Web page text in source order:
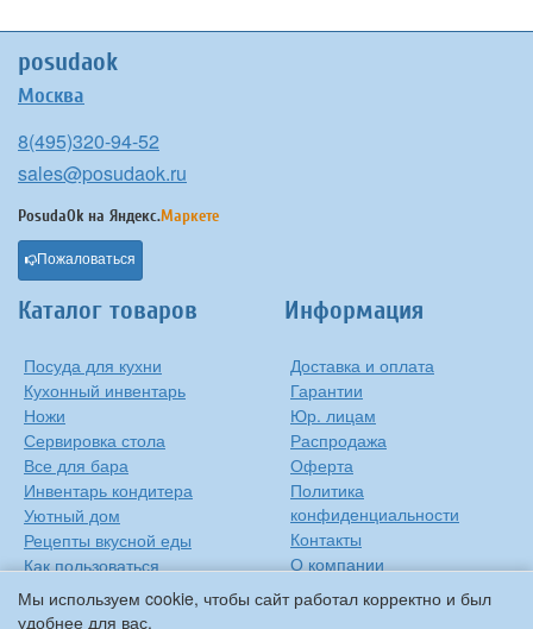
Мы используем cookie, чтобы сайт работал корректно и был
удобнее для вас.
posudaok
Москва
8(495)320-94-52
sales@posudaok.ru
PosudaOk на Яндекс.Маркете
Пожаловаться
Каталог товаров
Посуда для кухни
Кухонный инвентарь
Ножи
Сервировка стола
Все для бара
Инвентарь кондитера
Уютный дом
Рецепты вкусной еды
Как пользоваться
сковородкой
Информация
Доставка и оплата
Гарантии
Юр. лицам
Распродажа
Оферта
Политика
конфиденциальности
Контакты
О компании
Сиропы Monin
Виды барного стекла